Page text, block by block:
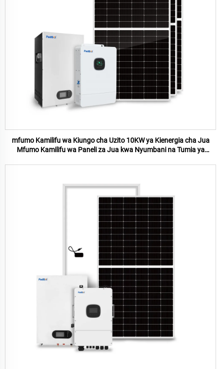
mfumo Kamilifu wa Kiungo cha Uzito 10KW ya Kienergia cha Jua
Mfumo Kamilifu wa Paneli za Jua kwa Nyumbani na Tumia ya